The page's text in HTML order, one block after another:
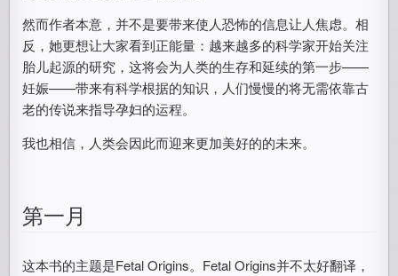
然而作者本意，并不是要带来使人恐怖的信息让人焦虑。相
反，她更想让大家看到正能量：越来越多的科学家开始关注
胎儿起源的研究，这将会为人类的生存和延续的第一步——
妊娠——带来有科学根据的知识，人们慢慢的将无需依靠古
老的传说来指导孕妇的运程。
我也相信，人类会因此而迎来更加美好的的未来。
第一月
这本书的主题是Fetal Origins。Fetal Origins并不太好翻译，